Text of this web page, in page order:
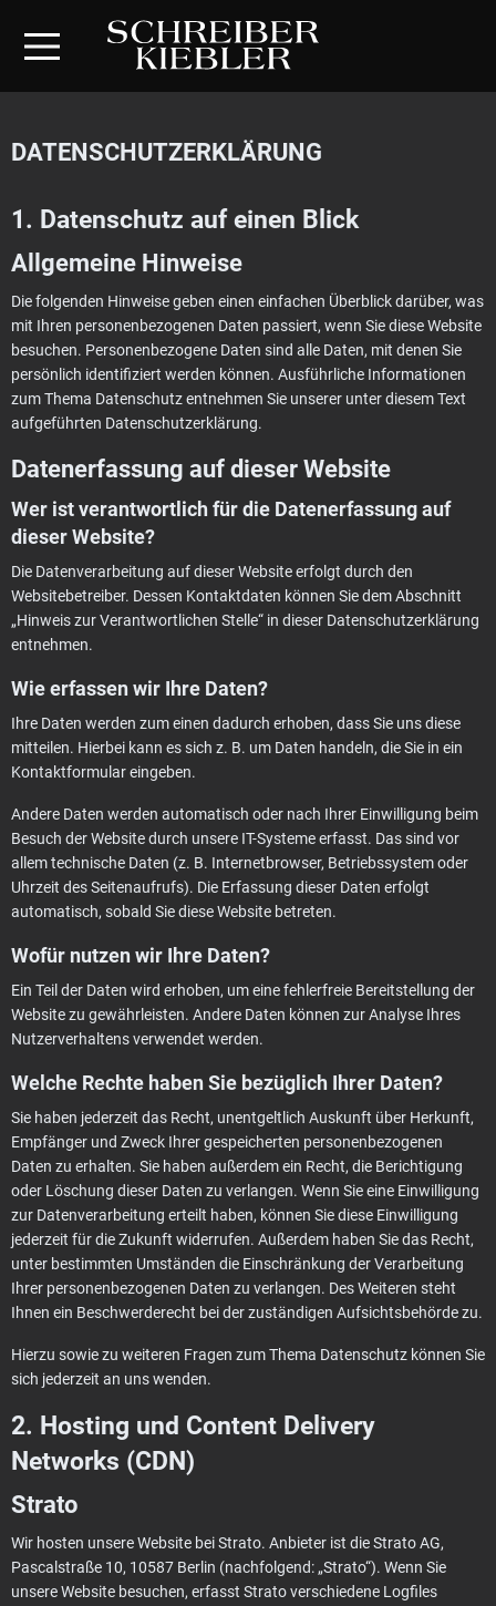
DATENSCHUTZERKLÄRUNG
1. Datenschutz auf einen Blick
Allgemeine Hinweise
Die folgenden Hinweise geben einen einfachen Überblick darüber, was
mit Ihren personenbezogenen Daten passiert, wenn Sie diese Website
besuchen. Personenbezogene Daten sind alle Daten, mit denen Sie
persönlich identifiziert werden können. Ausführliche Informationen
zum Thema Datenschutz entnehmen Sie unserer unter diesem Text
aufgeführten Datenschutzerklärung.
Datenerfassung auf dieser Website
Wer ist verantwortlich für die Datenerfassung auf
dieser Website?
Die Datenverarbeitung auf dieser Website erfolgt durch den
Websitebetreiber. Dessen Kontaktdaten können Sie dem Abschnitt
„Hinweis zur Verantwortlichen Stelle“ in dieser Datenschutzerklärung
entnehmen.
Wie erfassen wir Ihre Daten?
Ihre Daten werden zum einen dadurch erhoben, dass Sie uns diese
mitteilen. Hierbei kann es sich z. B. um Daten handeln, die Sie in ein
Kontaktformular eingeben.
Andere Daten werden automatisch oder nach Ihrer Einwilligung beim
Besuch der Website durch unsere IT-Systeme erfasst. Das sind vor
allem technische Daten (z. B. Internetbrowser, Betriebssystem oder
Uhrzeit des Seitenaufrufs). Die Erfassung dieser Daten erfolgt
automatisch, sobald Sie diese Website betreten.
Wofür nutzen wir Ihre Daten?
Ein Teil der Daten wird erhoben, um eine fehlerfreie Bereitstellung der
Website zu gewährleisten. Andere Daten können zur Analyse Ihres
Nutzerverhaltens verwendet werden.
Welche Rechte haben Sie bezüglich Ihrer Daten?
Sie haben jederzeit das Recht, unentgeltlich Auskunft über Herkunft,
Empfänger und Zweck Ihrer gespeicherten personenbezogenen
Daten zu erhalten. Sie haben außerdem ein Recht, die Berichtigung
oder Löschung dieser Daten zu verlangen. Wenn Sie eine Einwilligung
zur Datenverarbeitung erteilt haben, können Sie diese Einwilligung
jederzeit für die Zukunft widerrufen. Außerdem haben Sie das Recht,
unter bestimmten Umständen die Einschränkung der Verarbeitung
Ihrer personenbezogenen Daten zu verlangen. Des Weiteren steht
Ihnen ein Beschwerderecht bei der zuständigen Aufsichtsbehörde zu.
Hierzu sowie zu weiteren Fragen zum Thema Datenschutz können Sie
sich jederzeit an uns wenden.
2. Hosting und Content Delivery
Networks (CDN)
Strato
Wir hosten unsere Website bei Strato. Anbieter ist die Strato AG,
Pascalstraße 10, 10587 Berlin (nachfolgend: „Strato“). Wenn Sie
unsere Website besuchen, erfasst Strato verschiedene Logfiles